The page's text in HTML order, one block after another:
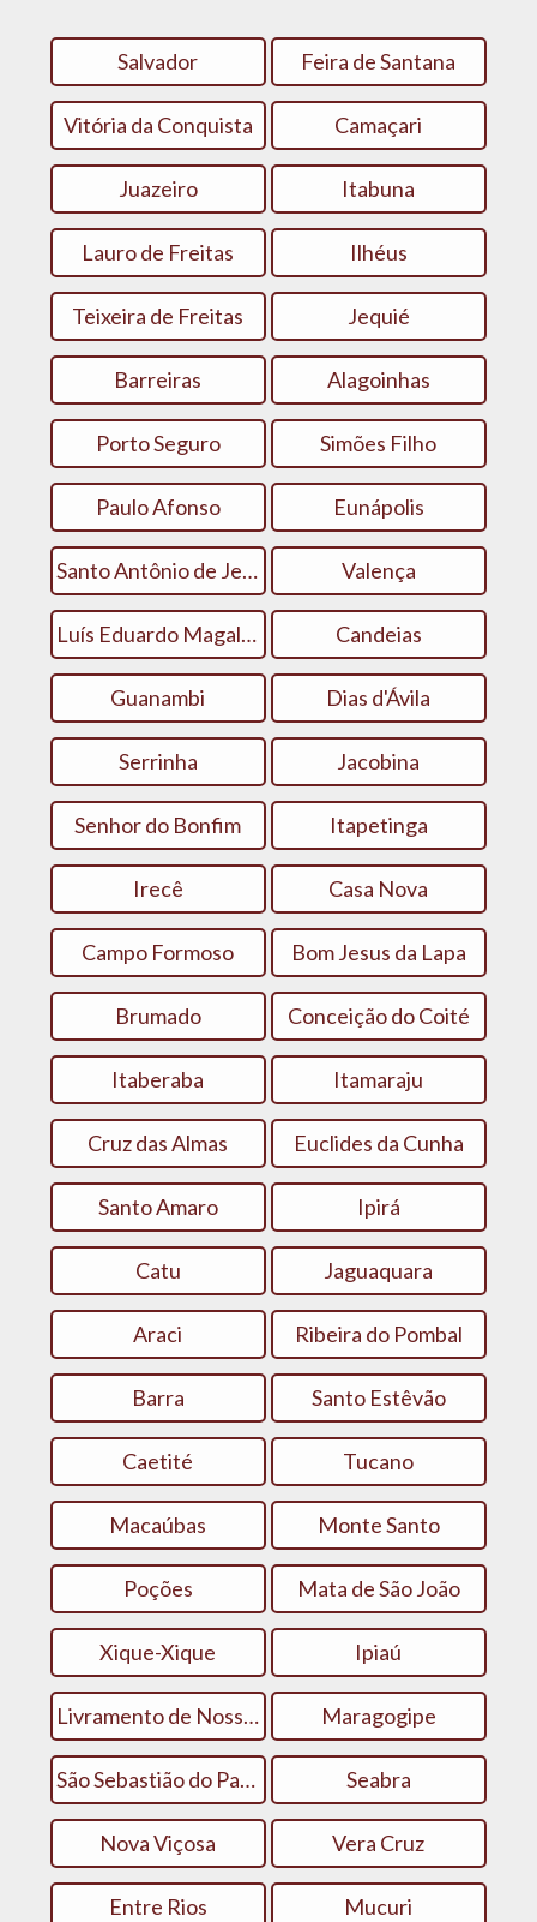
Salvador Feira de Santana
Vitória da Conquista Camaçari
Juazeiro Itabuna
Lauro de Freitas Ilhéus
Teixeira de Freitas Jequié
Barreiras Alagoinhas
Porto Seguro Simões Filho
Paulo Afonso Eunápolis
Santo Antônio de Jesus Valença
Luís Eduardo Magalhães Candeias
Guanambi Dias d'Ávila
Serrinha Jacobina
Senhor do Bonfim Itapetinga
Irecê Casa Nova
Campo Formoso Bom Jesus da Lapa
Brumado Conceição do Coité
Itaberaba Itamaraju
Cruz das Almas Euclides da Cunha
Santo Amaro Ipirá
Catu Jaguaquara
Araci Ribeira do Pombal
Barra Santo Estêvão
Caetité Tucano
Macaúbas Monte Santo
Poções Mata de São João
Xique-Xique Ipiaú
Livramento de Nossa Senhora Maragogipe
São Sebastião do Passé Seabra
Nova Viçosa Vera Cruz
Entre Rios Mucuri